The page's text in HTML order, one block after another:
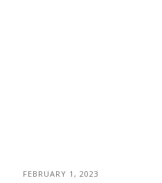
FEBRUARY 1, 2023